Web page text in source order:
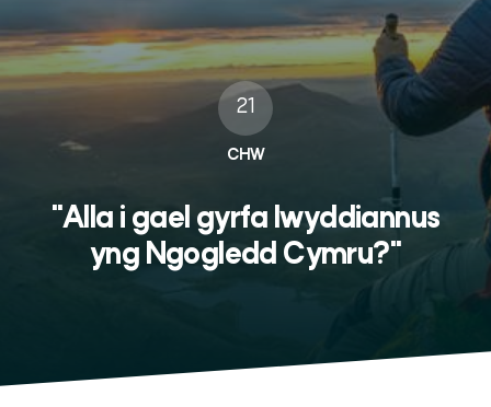
21
CHW
"Alla i gael gyrfa lwyddiannus
yng Ngogledd Cymru?"